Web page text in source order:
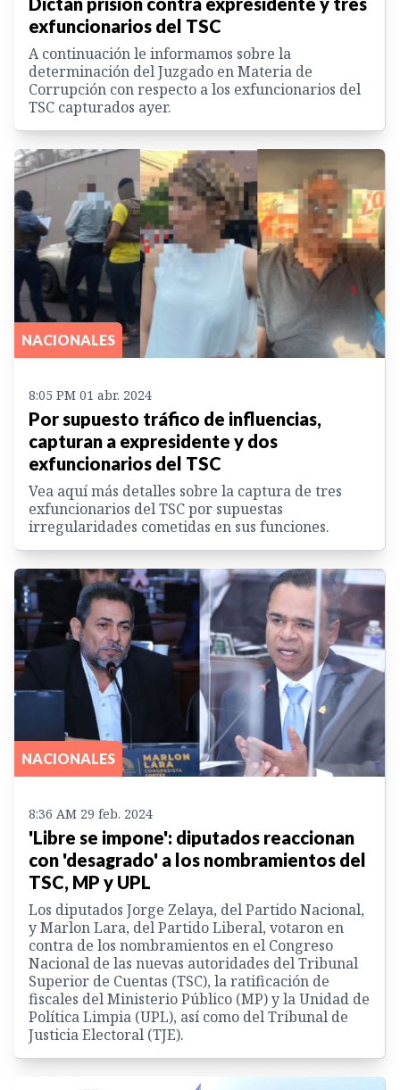
exfuncionarios del TSC
A continuación le informamos sobre la
determinación del Juzgado en Materia de
Corrupción con respecto a los exfuncionarios del
TSC capturados ayer.
NACIONALES
8:05 PM 01 abr. 2024
Por supuesto tráfico de influencias,
capturan a expresidente y dos
exfuncionarios del TSC
Vea aquí más detalles sobre la captura de tres
exfuncionarios del TSC por supuestas
irregularidades cometidas en sus funciones.
NACIONALES
8:36 AM 29 feb. 2024
'Libre se impone': diputados reaccionan
con 'desagrado' a los nombramientos del
TSC, MP y UPL
Los diputados Jorge Zelaya, del Partido Nacional,
y Marlon Lara, del Partido Liberal, votaron en
contra de los nombramientos en el Congreso
Nacional de las nuevas autoridades del Tribunal
Superior de Cuentas (TSC), la ratificación de
fiscales del Ministerio Público (MP) y la Unidad de
Política Limpia (UPL), así como del Tribunal de
Justicia Electoral (TJE).